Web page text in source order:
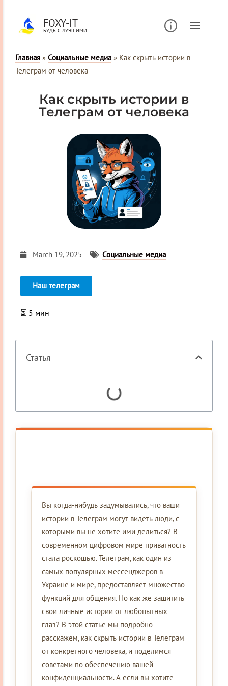
FOXY-IT
БУДЬ С ЛУЧШИМИ
Главная » Социальные медиа » Как скрыть истории в
Телеграм от человека
Как скрыть истории в
Телеграм от человека
March 19, 2025 Социальные медиа
Наш телеграм
⏳ 5 мин
Статья
Вы когда-нибудь задумывались, что ваши
истории в Телеграм могут видеть люди, с
которыми вы не хотите ими делиться? В
современном цифровом мире приватность
стала роскошью. Телеграм, как один из
самых популярных мессенджеров в
Украине и мире, предоставляет множество
функций для общения. Но как же защитить
свои личные истории от любопытных
глаз? В этой статье мы подробно
расскажем, как скрыть истории в Телеграм
от конкретного человека, и поделимся
советами по обеспечению вашей
конфиденциальности. А если вы хотите